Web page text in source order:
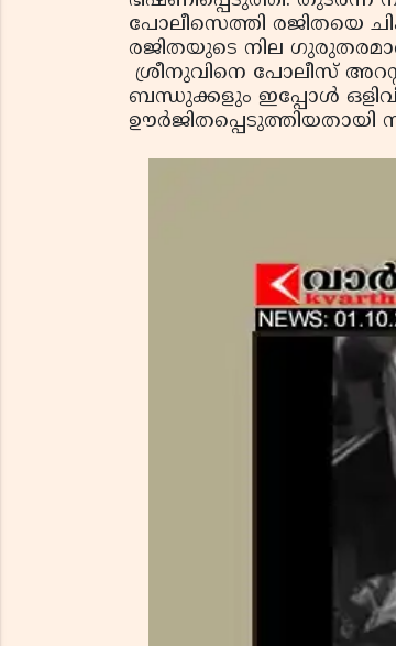
പോലീസെത്തി രജിതയെ
രജിതയുടെ നില
ശ്രീനുവിനെ പോലീസ്
ബന്ധുക്കളും ഇപ്പോള്‍